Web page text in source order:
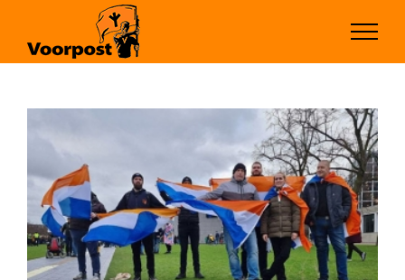
inhoud